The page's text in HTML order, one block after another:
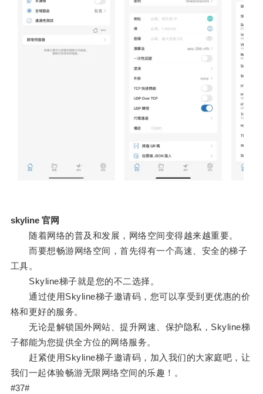
skyline 官网
随着网络的普及和发展，网络空间变得越来越重要。
而要想畅游网络空间，首先得有一个高速、安全的梯子
工具。
Skyline梯子就是您的不二选择。
通过使用Skyline梯子邀请码，您可以享受到更优惠的价
格和更好的服务。
无论是解锁国外网站、提升网速、保护隐私，Skyline梯
子都能为您提供全方位的网络服务。
赶紧使用Skyline梯子邀请码，加入我们的大家庭吧，让
我们一起体验畅游无限网络空间的乐趣！。
#37#